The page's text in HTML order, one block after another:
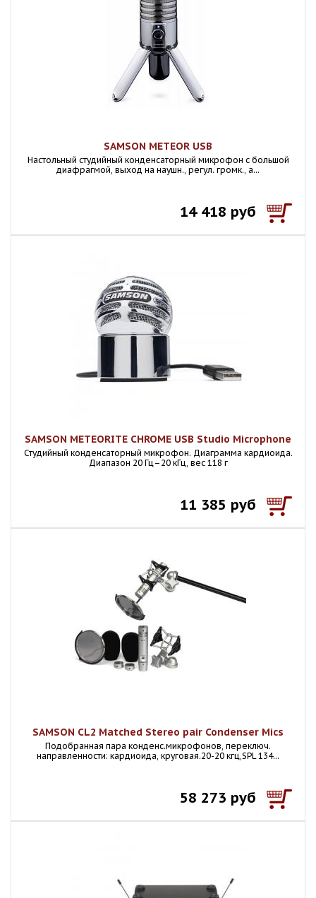
SAMSON METEOR USB
Настольный студийный конденсаторный микрофон с большой
диафрагмой, выход на наушн., регул. громк., а...
14 418 руб
SAMSON METEORITE CHROME USB Studio Microphone
Студийный конденсаторный микрофон. Диаграмма кардиоида.
Диапазон 20 Гц–20 кГц, вес 118 г
11 385 руб
SAMSON CL2 Matched Stereo pair Condenser Mics
Подобранная пара конденс.микрофонов, переключ.
направленности: кардиоида, круговая.20-20 кгц,SPL 134...
58 273 руб